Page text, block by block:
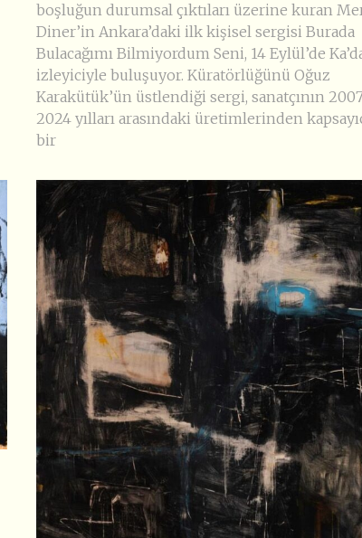
boşluğun durumsal çıktıları üzerine kuran
Diner’in Ankara’daki ilk kişisel sergisi Burada
Bulacağımı Bilmiyordum Seni, 14 Eylül’de
izleyiciyle buluşuyor. Küratörlüğünü Oğuz
Karakütük’ün üstlendiği sergi, sanatçının
2024 yılları arasındaki üretimlerinden
bir